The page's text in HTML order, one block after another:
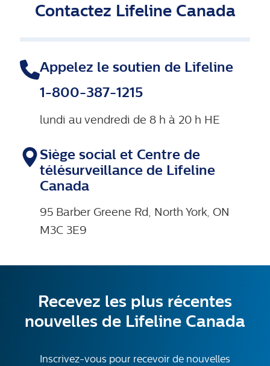
Contactez Lifeline Canada
Appelez le soutien de Lifeline
1-800-387-1215
lundi au vendredi de 8 h à 20 h HE
Siège social et Centre de
télésurveillance de Lifeline
Canada
95 Barber Greene Rd, North York, ON
M3C 3E9
Recevez les plus récentes
nouvelles de Lifeline Canada
Inscrivez-vous pour recevoir de nouvelles